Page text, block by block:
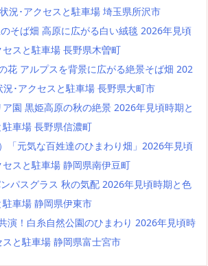
況･アクセスと駐車場 埼玉県所沢市
そば畑 高原に広がる白い絨毯 2026年見頃
スと駐車場 長野県木曽町
花 アルプスを背景に広がる絶景そば畑 202
･アクセスと駐車場 長野県大町市
園 黒姫高原の秋の絶景 2026年見頃時期と
車場 長野県信濃町
「元気な百姓達のひまわり畑」2026年見頃
スと駐車場 静岡県南伊豆町
パスグラス 秋の気配 2026年見頃時期と色
車場 静岡県伊東市
演！白糸自然公園のひまわり 2026年見頃時
と駐車場 静岡県富士宮市